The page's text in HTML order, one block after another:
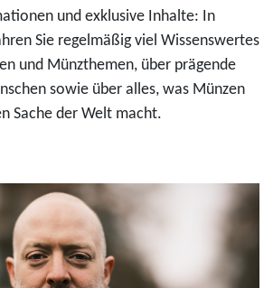
und exklusive Inhalte: In
Sie regelmäßig viel Wissenswertes
und Münzthemen, über prägende
sowie über alles, was Münzen
Sache der Welt macht.